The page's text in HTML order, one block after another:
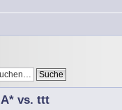
A* vs. ttt